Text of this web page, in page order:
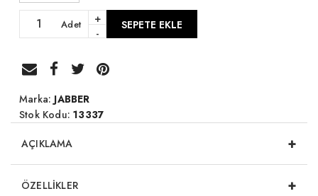
Adet
+
-
SEPETE EKLE
Marka:JABBER
Stok Kodu:13337
AÇIKLAMA +
ÖZELLİKLER +